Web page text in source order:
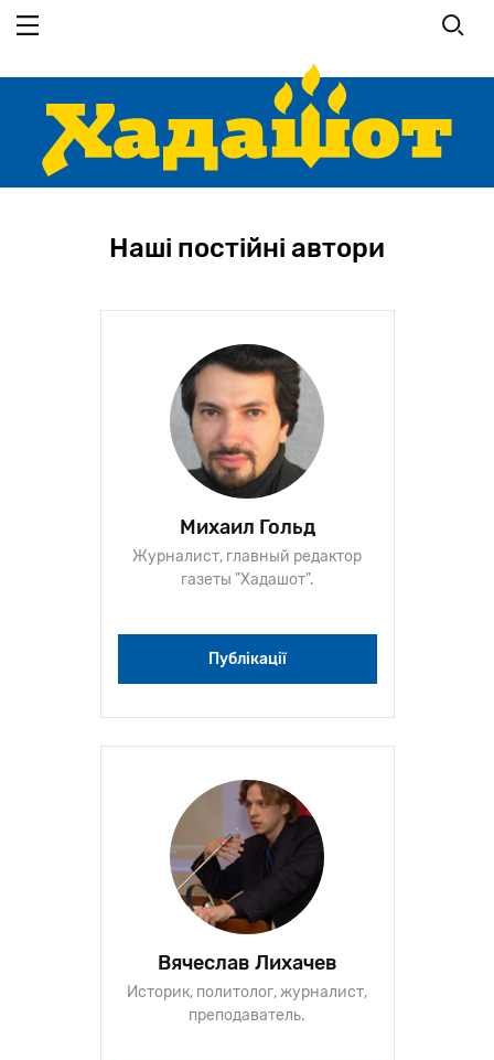
основного
Наші постійні автори
Михаил Гольд
Журналист, главный редактор
газеты "Хадашот".
Публікації
Вячеслав Лихачев
Историк, политолог, журналист,
преподаватель.